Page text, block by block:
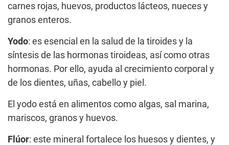
carnes rojas, huevos, productos lácteos, nueces y
granos enteros.
Yodo: es esencial en la salud de la tiroides y la
síntesis de las hormonas tiroideas, así como otras
hormonas. Por ello, ayuda al crecimiento corporal y
de los dientes, uñas, cabello y piel.
El yodo está en alimentos como algas, sal marina,
mariscos, granos y huevos.
Flúor: este mineral fortalece los huesos y dientes, y